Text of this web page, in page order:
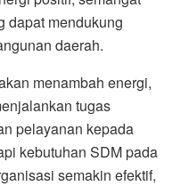
dapat mendukung
daerah.
menambah energi,
tugas
pelayanan kepada
kebutuhan SDM pada
semakin efektif,